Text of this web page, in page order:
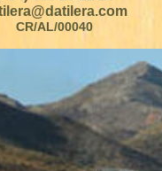
CR/AL/00040